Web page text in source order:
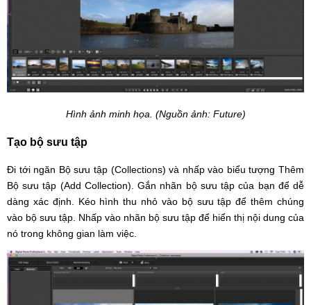
Hình ảnh minh họa. (Nguồn ảnh: Future)
Tạo bộ sưu tập
Đi tới ngăn Bộ sưu tập (Collections) và nhấp vào biểu tượng Thêm
Bộ sưu tập (Add Collection). Gắn nhãn bộ sưu tập của bạn để dễ
dàng xác định. Kéo hình thu nhỏ vào bộ sưu tập để thêm chúng
vào bộ sưu tập. Nhấp vào nhãn bộ sưu tập để hiển thị nội dung của
nó trong không gian làm việc.